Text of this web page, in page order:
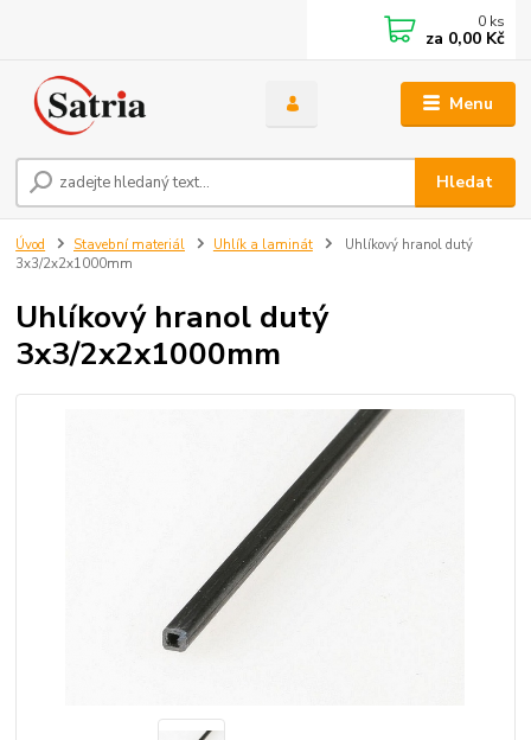
Menu
Hledat
0 ks
za 0,00 Kč
Úvod Stavební materiál Uhlík a laminát
Uhlíkový hranol dutý
3x3/2x2x1000mm
Uhlíkový hranol dutý
3x3/2x2x1000mm